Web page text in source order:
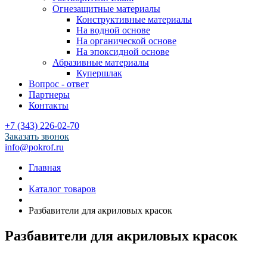
Огнезащитные материалы
Конструктивные материалы
На водной основе
На органической основе
На эпоксидной основе
Абразивные материалы
Купершлак
Вопрос - ответ
Партнеры
Контакты
+7 (343) 226-02-70
Заказать звонок
info@pokrof.ru
Главная
Каталог товаров
Разбавители для акриловых красок
Разбавители для акриловых красок